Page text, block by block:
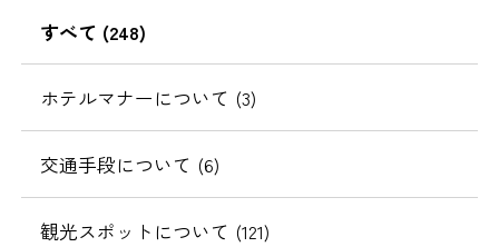
すべて (248)
ホテルマナーについて (3)
交通手段について (6)
観光スポットについて (121)